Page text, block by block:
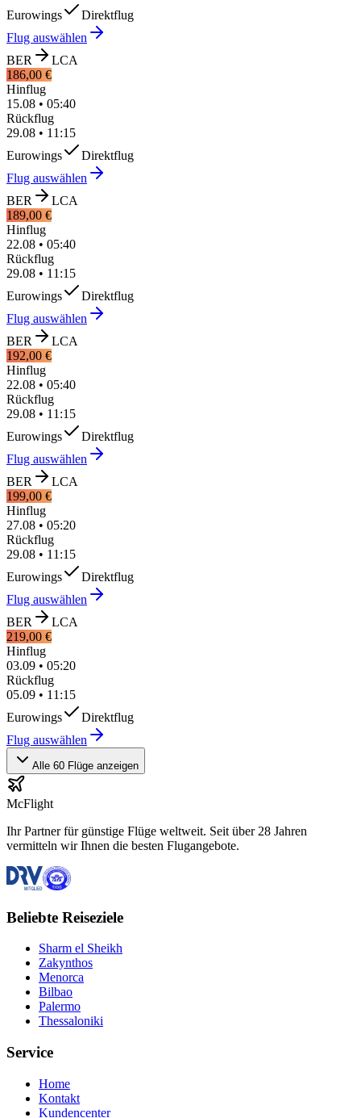
Eurowings
Direktflug
Flug auswählen
BER
LCA
186,00 €
Hinflug
15.08 • 05:40
Rückflug
29.08 • 11:15
Eurowings
Direktflug
Flug auswählen
BER
LCA
189,00 €
Hinflug
22.08 • 05:40
Rückflug
29.08 • 11:15
Eurowings
Direktflug
Flug auswählen
BER
LCA
192,00 €
Hinflug
22.08 • 05:40
Rückflug
29.08 • 11:15
Eurowings
Direktflug
Flug auswählen
BER
LCA
199,00 €
Hinflug
27.08 • 05:20
Rückflug
29.08 • 11:15
Eurowings
Direktflug
Flug auswählen
BER
LCA
219,00 €
Hinflug
03.09 • 05:20
Rückflug
05.09 • 11:15
Eurowings
Direktflug
Flug auswählen
Alle 60 Flüge anzeigen
McFlight
Ihr Partner für günstige Flüge weltweit. Seit über 28 Jahren
vermitteln wir Ihnen die besten Flugangebote.
Beliebte Reiseziele
Sharm el Sheikh
Zakynthos
Menorca
Bilbao
Palermo
Thessaloniki
Service
Home
Kontakt
Kundencenter